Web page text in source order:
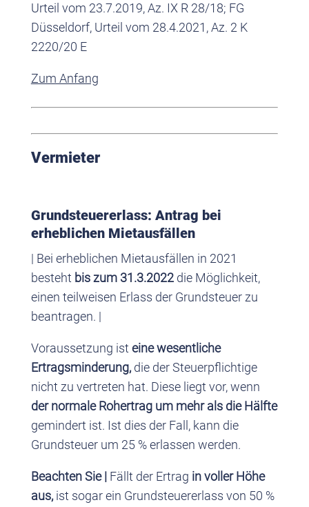
Urteil vom 23.7.2019, Az. IX R 28/18; FG
Düsseldorf, Urteil vom 28.4.2021, Az. 2 K
2220/20 E
Zum Anfang
Vermieter
Grundsteuererlass: Antrag bei
erheblichen Mietausfällen
| Bei erheblichen Mietausfällen in 2021
besteht bis zum 31.3.2022die Möglichkeit,
einen teilweisen Erlass der Grundsteuer zu
beantragen. |
Voraussetzung ist eine wesentliche
Ertragsminderung,die der Steuerpflichtige
nicht zu vertreten hat. Diese liegt vor, wenn
der normale Rohertrag um mehr als die Hälfte
gemindert ist. Ist dies der Fall, kann die
Grundsteuer um 25 % erlassen werden.
Beachten Sie | Fällt der Ertrag in voller Höhe
aus,ist sogar ein Grundsteuererlass von 50 %